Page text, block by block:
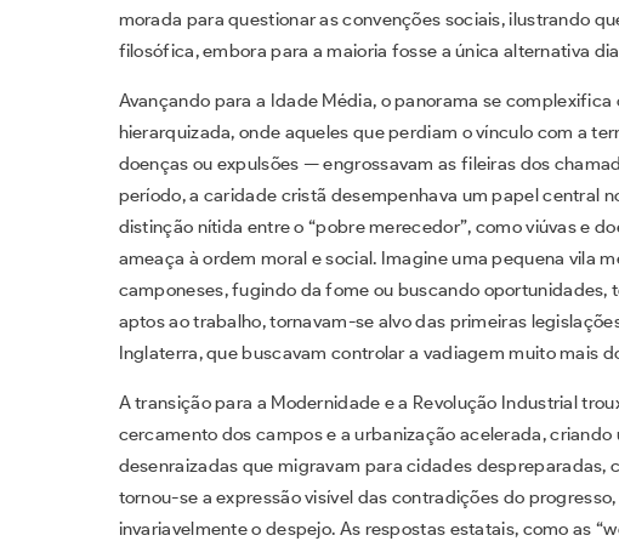
morada para questionar as convenções sociais, ilustrando
filosófica, embora para a maioria fosse a única alternativa
Avançando para a Idade Média, o panorama se
hierarquizada, onde aqueles que perdiam o vínculo com a
doenças ou expulsões — engrossavam as fileiras dos
período, a caridade cristã desempenhava um papel central
distinção nítida entre o “pobre merecedor”, como viúvas e
ameaça à ordem moral e social. Imagine uma pequena vila
camponeses, fugindo da fome ou buscando oportunidades,
aptos ao trabalho, tornavam-se alvo das primeiras
Inglaterra, que buscavam controlar a vadiagem muito mais
A transição para a Modernidade e a Revolução Industrial
cercamento dos campos e a urbanização acelerada,
desenraizadas que migravam para cidades despreparadas,
tornou-se a expressão visível das contradições do
invariavelmente o despejo. As respostas estatais, como as